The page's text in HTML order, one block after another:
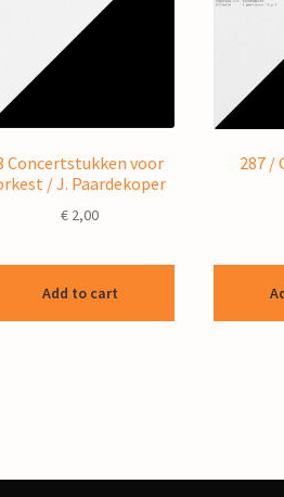
Concertstukken voor
/ J. Paardekoper
€ 2,00
Add to cart
287 /